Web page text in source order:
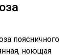
поясничного
ноющая